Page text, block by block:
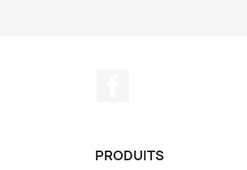
PRODUITS